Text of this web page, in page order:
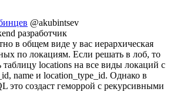
@akubintsev
разработчик
в общем виде у вас иерархическая
по локациям. Если решать в лоб, то
таблицу locations на все виды локаций с
name и location_type_id. Однако в
это создаст геморрой с рекурсивными